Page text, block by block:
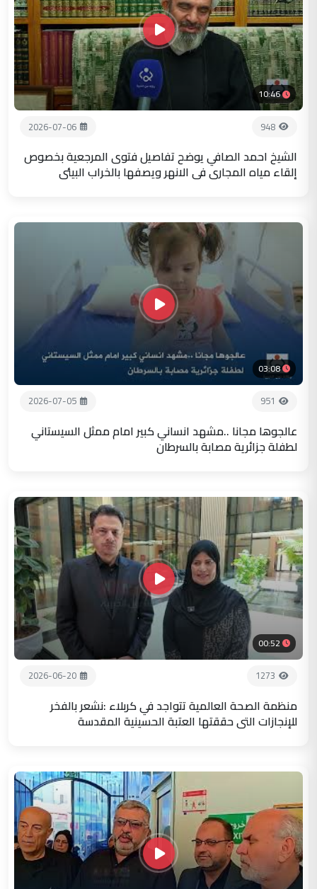
10:46
948
2026-07-06
الشيخ احمد الصافي يوضح تفاصيل فتوى المرجعية بخصوص
إلقاء مياه المجاري في الانهر ويصفها بالخراب البيئي
03:08
951
2026-07-05
عالجوها مجانا ..مشهد انساني كبير امام ممثل السيستاني
لطفلة جزائرية مصابة بالسرطان
00:52
1273
2026-06-20
منظمة الصحة العالمية تتواجد في كربلاء :نشعر بالفخر
للإنجازات التي حققتها العتبة الحسينية المقدسة